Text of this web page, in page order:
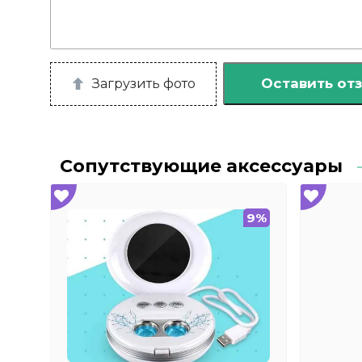
Загрузить фото Оставить
Сопутствующие аксессуары
9%